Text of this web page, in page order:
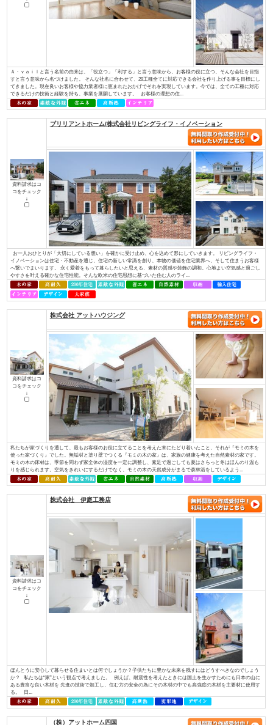
検索条件： 全国
資料請求はコ
コをチェック
Ａ・ｖａｉｌと言う名前の由来は、「役立つ」「利する」と言う意味から
すと言う意味から名づけました。 そんな社名に合わせて、29工種全てに対
てきました。現在良いお客様や協力業者様に恵まれたおかげでそれを実現
できるだけの技術と経験を持ち、事業を展開しています。 お客様の理想の
資料請求はコ
コをチェック
ブリリアントホーム/株式会社リビングライフ
お一人おひとりが「大切にしている想い」を確かに受け止め、心を込めて
イノベーションは住宅・不動産を通じ、住宅の新しい常識を創り、本物の
へ繋いでまいります。 永く愛着をもって暮らしたいと思える、素材の質感
やすさを叶える確かな住宅性能。そんな欧⽶の住宅思想に基づいた住む⼈の
株式会社 アットハウジング